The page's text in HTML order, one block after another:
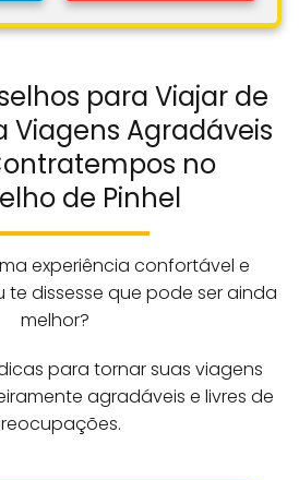
para Viajar de
Viagens Agradáveis
no
de Pinhel
experiência confortável e
te dissesse que pode ser ainda
melhor?
para tornar suas viagens
agradáveis e livres de